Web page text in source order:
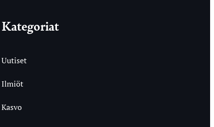
Kategoriat
Uutiset
Ilmiöt
Kasvo